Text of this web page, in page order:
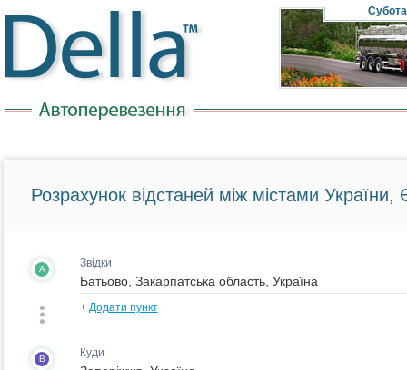
Субота
Розрахунок відстаней між містами України,
A Звідки
+ Додати пункт
B Куди